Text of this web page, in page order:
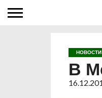
НОВОСТИ
В